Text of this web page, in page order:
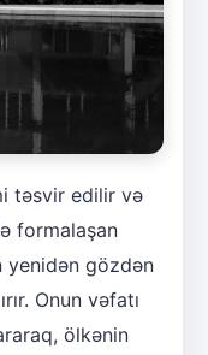
təsvir edilir və
formalaşan
yenidən gözdən
Onun vəfatı
ölkənin